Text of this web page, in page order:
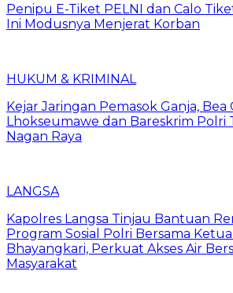
Penipu E-Tiket PELNI dan Calo
Ini Modusnya Menjerat Korban
HUKUM & KRIMINAL
Kejar Jaringan Pemasok Ganja, Bea
Lhokseumawe dan Bareskrim Polri
Nagan Raya
LANGSA
Kapolres Langsa Tinjau Bantuan
Program Sosial Polri Bersama
Bhayangkari, Perkuat Akses Air
Masyarakat